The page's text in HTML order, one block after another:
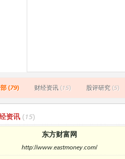
(79) 财经资讯 (15) 股评研究 (5)
资讯 (15)
东方财富网
http://www.eastmoney.com/